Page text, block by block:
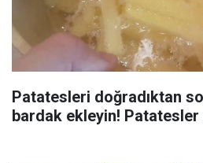
Patatesleri doğradıktan
bardak ekleyin! Patatesler